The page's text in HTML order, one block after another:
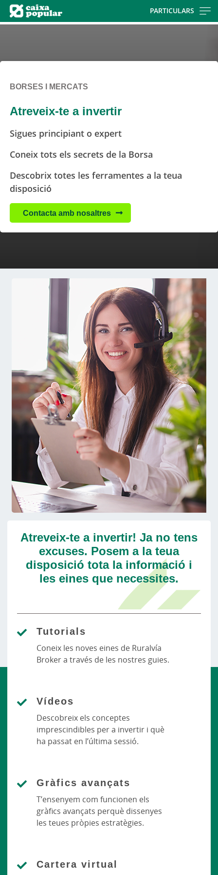
PARTICULARS
BORSES I MERCATS
Atreveix-te a invertir
Sigues principiant o expert
Coneix tots els secrets de la Borsa
Descobrix totes les ferramentes a la teua
disposició
Contacta amb nosaltres
Atreveix-te a invertir! Ja no tens
excuses. Posem a la teua
disposició tota la informació i
les eines que necessites.
Tutorials
Coneix les noves eines de Ruralvía
Broker a través de les nostres guies.
Vídeos
Descobreix els conceptes
imprescindibles per a invertir i què
ha passat en l’última sessió.
Gràfics avançats
T’ensenyem com funcionen els
gràfics avançats perquè dissenyes
les teues pròpies estratègies.
Cartera virtual